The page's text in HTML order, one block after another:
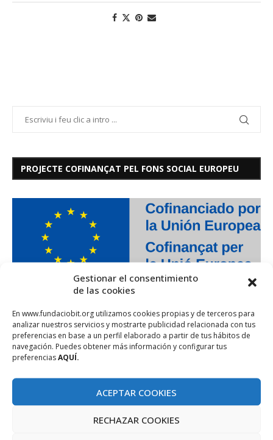
Gestionar el consentimiento
de las cookies
En www.fundaciobit.org utilizamos cookies propias y de terceros para
analizar nuestros servicios y mostrarte publicidad relacionada con tus
preferencias en base a un perfil elaborado a partir de tus hábitos de
navegación. Puedes obtener más información y configurar tus
preferenciasAQUÍ.
ACEPTAR COOKIES
RECHAZAR COOKIES
PROJECTE COFINANÇAT PEL FONS SOCIAL EUROPEU